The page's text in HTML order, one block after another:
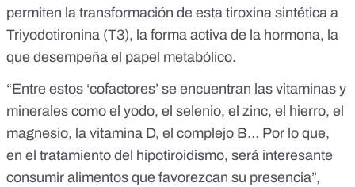
permiten la transformación de esta tiroxina sintética a
Triyodotironina (T3), la forma activa de la hormona, la
que desempeña el papel metabólico.
“Entre estos ‘cofactores’ se encuentran las vitaminas y
minerales como el yodo, el selenio, el zinc, el hierro, el
magnesio, la vitamina D, el complejo B… Por lo que,
en el tratamiento del hipotiroidismo, será interesante
consumir alimentos que favorezcan su presencia”,